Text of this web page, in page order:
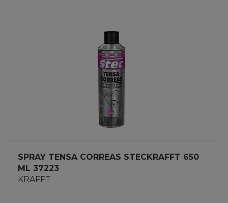
SPRAY TENSA CORREAS STECKRAFFT 650
ML 37223
KRAFFT